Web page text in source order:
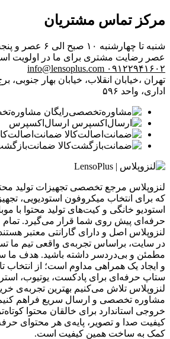
مرکز تماس مشتریان
عصر رضایت مشتری برای ما در اولویت
۰۹۱۲۲۹۴۱۶۰۲ info@lensoplus.com
تهران ،خیابان انقلاب، خیابان بهار جنوبی،
اداری، واحد ۵۹۶
ارسال‌اکسپرس
لنزوپلاس مرجع تخصصی تجهیزات تولید
که برای انتخاب میکروفون استودیویی،
استودیو خانگی و کیت‌های تولید محتوا با
حرفه‌ای پیش روی شما قرار می‌گیرد. تمام
لنزوپلاس اصل و دارای گارانتی معتبر
در سایت، براساس تجربه‌ی واقعی تیم ما
مطمئن و بی‌دردسر داشته باشید. هدف ما
و ایجاد یک همراهی مداوم است؛ از انتخاب
ستاپ حرفه‌ای برای پادکست، یوتیوب، استریم
لنزوپلاس تلاش می‌کنیم بهترین تجربه‌ی
مشاوره تخصصی و ارسال سریع فراهم
خروجی استاندارد برای خالقان محتوا
کیفیت صدا و تصویر، پایه‌ی هر محتوای
کمک به ساخت همین کیفیت است.